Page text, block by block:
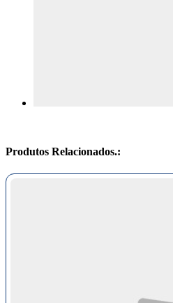
Produtos Relacionados.: